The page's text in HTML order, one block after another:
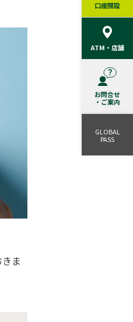
ま
口座開設
ATM・店舗
お問合せ
・ご案内
GLOBAL
PASS